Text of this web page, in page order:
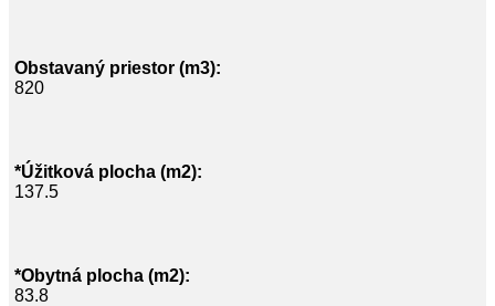
Obstavaný priestor (m3):
820
*Úžitková plocha (m2):
137.5
*Obytná plocha (m2):
83.8